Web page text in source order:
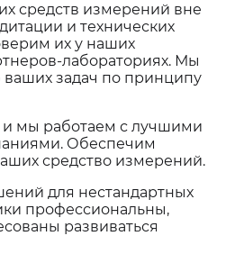
средств измерений вне
и технических
их у наших
лабораториях. Мы
задач по принципу
и мы работаем с лучшими
Обеспечим
средство измерений.
для нестандартных
профессиональны,
развиваться